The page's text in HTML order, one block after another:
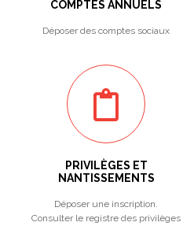
COMPTES ANNUELS
Déposer des comptes sociaux
PRIVILÈGES ET
NANTISSEMENTS
Déposer une inscription.
Consulter le registre des privilèges